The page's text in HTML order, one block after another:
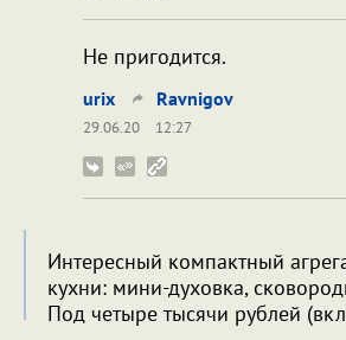
Не пригодится.
urix Ravnigov
29.06.20
12:27
Интересный компактный
кухни: мини-духовка,
Под четыре тысячи рублей